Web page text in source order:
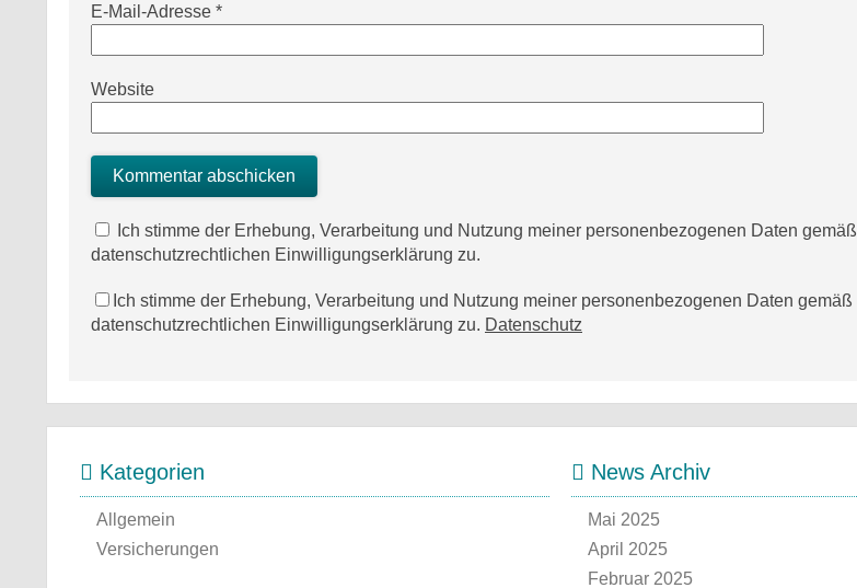
E-Mail-Adresse *
Website
Ich stimme der Erhebung, Verarbeitung und Nutzung meiner personenbezogenen Daten
datenschutzrechtlichen Einwilligungserklärung zu.
Ich stimme der Erhebung, Verarbeitung und Nutzung meiner personenbezogenen Daten gemäß
datenschutzrechtlichen Einwilligungserklärung zu. Datenschutz
Kategorien
Allgemein
Versicherungen
News Archiv
Mai 2025
April 2025
Februar 2025